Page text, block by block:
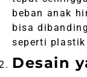
beban anak
bisa
seperti
Desain